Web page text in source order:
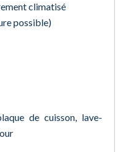
climatisé
possible)
de cuisson, lave-